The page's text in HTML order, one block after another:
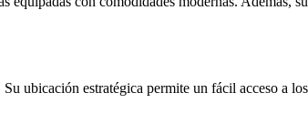
ubicación estratégica permite un fácil acceso a